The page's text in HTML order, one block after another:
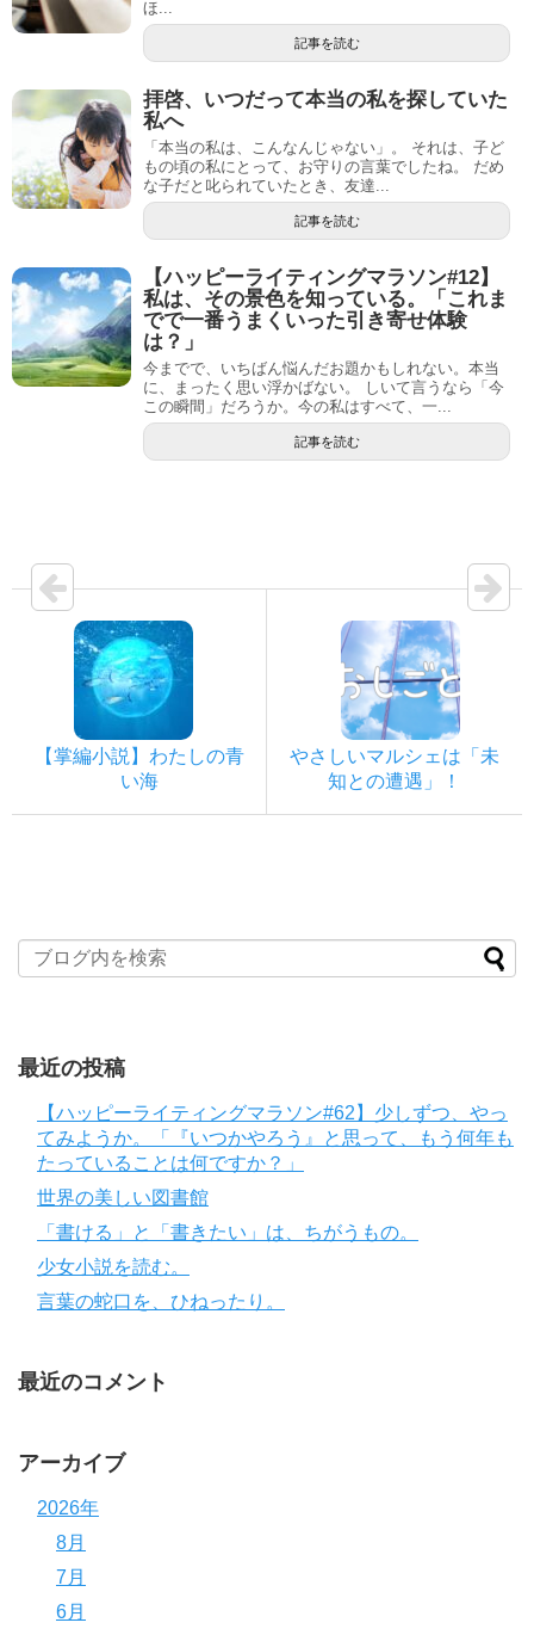
ほ...
記事を読む
拝啓、いつだって本当の私を探していた
私へ
「本当の私は、こんなんじゃない」。 それは、子ど
もの頃の私にとって、お守りの言葉でしたね。 だめ
な子だと叱られていたとき、友達...
記事を読む
【ハッピーライティングマラソン#12】
私は、その景色を知っている。「これま
でで一番うまくいった引き寄せ体験
は？」
今までで、いちばん悩んだお題かもしれない。本当
に、まったく思い浮かばない。 しいて言うなら「今
この瞬間」だろうか。今の私はすべて、一...
記事を読む
【掌編小説】わたしの青
い海
やさしいマルシェは「未
知との遭遇」！
最近の投稿
【ハッピーライティングマラソン#62】少しずつ、やっ
てみようか。「『いつかやろう』と思って、もう何年も
たっていることは何ですか？」
世界の美しい図書館
「書ける」と「書きたい」は、ちがうもの。
少女小説を読む。
言葉の蛇口を、ひねったり。
最近のコメント
アーカイブ
2026年
8月
7月
6月